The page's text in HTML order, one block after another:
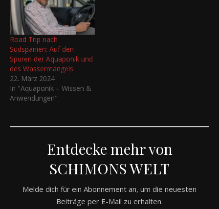
Road Trip nach
Südspanien: Auf den
Spuren der Aquaponik und
des Wassermangels
22. März 2024
In "Aquaponik – Wissen &
Anwendungen"
Entdecke mehr von
SCHIMONS WELT
Melde dich für ein Abonnement an, um die neuesten
Beiträge per E-Mail zu erhalten.